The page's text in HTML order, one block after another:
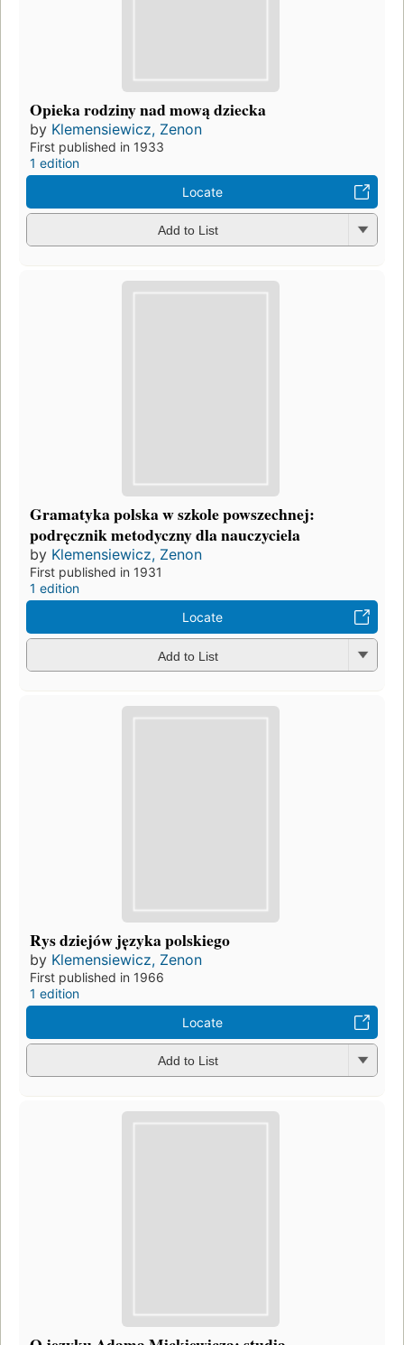
Opieka rodziny nad mową dziecka
by Klemensiewicz, Zenon
First published in 1933
1 edition
Locate
Add to List
Gramatyka polska w szkole powszechnej:
podręcznik metodyczny dla nauczyciela
by Klemensiewicz, Zenon
First published in 1931
1 edition
Locate
Add to List
Rys dziejów je̦zyka polskiego
by Klemensiewicz, Zenon
First published in 1966
1 edition
Locate
Add to List